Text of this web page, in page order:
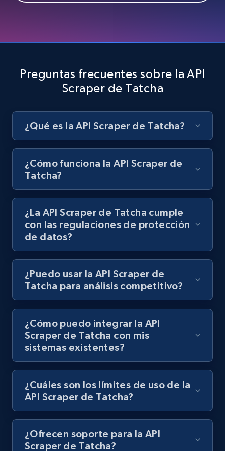
URL, Product id, Title, Images, Final price,
Prueba gratuita
Best Buy products - Collect data on
URL, Product id, Title, Images, Final price,
Currency, Discount, Initial price, and more.
1.1K+ 149+ Prueba gratuita
Lazada - Products
price, Currency, Stock, and more.
991+ 165+ Prueba gratuita
Lazada - Products - Discover products by
keyword
URL, Title, Rating, Reviews, Initial price, Final
price, Currency, Stock, and more.
991+ 165+ Prueba gratuita
Preguntas frecuentes sobre la API
Scraper de Tatcha
¿Qué es la API Scraper de Tatcha?
¿Cómo funciona la API Scraper de
Tatcha?
¿La API Scraper de Tatcha cumple
con las regulaciones de protección
de datos?
¿Puedo usar la API Scraper de
Tatcha para análisis competitivo?
¿Cómo puedo integrar la API
Scraper de Tatcha con mis
sistemas existentes?
¿Cuáles son los límites de uso de la
API Scraper de Tatcha?
¿Ofrecen soporte para la API
Scraper de Tatcha?